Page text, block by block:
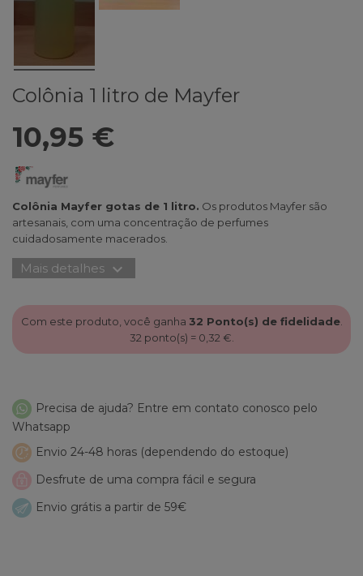
Colônia 1 litro de Mayfer
10,95 €
Colônia Mayfer gotas de 1 litro. Os produtos Mayfer são
artesanais, com uma concentração de perfumes
cuidadosamente macerados.
Mais detalhes expand_more
Com este produto, você ganha 32 Ponto(s) de fidelidade.
32 ponto(s) = 0,32 €
Precisa de ajuda? Entre em contato conosco pelo
Whatsapp
Envio 24-48 horas (dependendo do estoque)
Desfrute de uma compra fácil e segura
Envio grátis a partir de 59€